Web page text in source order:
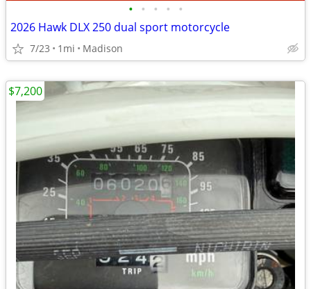
• • • • •
2026 Hawk DLX 250 dual sport motorcycle
7/23 1mi Madison
$7,200